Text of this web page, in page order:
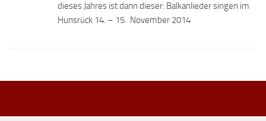
dieses Jahres ist dann dieser: Balkanlieder singen im
Hunsrück 14. – 15. November 2014